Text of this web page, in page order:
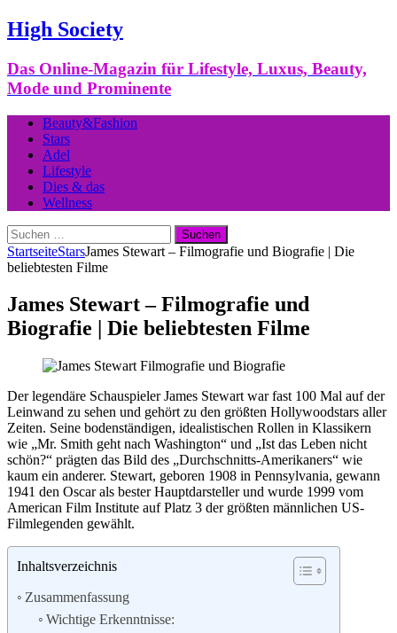
High Society
Das Online-Magazin für Lifestyle, Luxus, Beauty,
Mode und Prominente
Beauty&Fashion
Stars
Adel
Lifestyle
Dies & das
Wellness
Suchen
nach:
StartseiteStarsJames Stewart – Filmografie und Biografie | Die
beliebtesten Filme
James Stewart – Filmografie und
Biografie | Die beliebtesten Filme
Der legendäre Schauspieler James Stewart war fast 100 Mal auf der
Leinwand zu sehen und gehört zu den größten Hollywoodstars aller
Zeiten. Seine bodenständigen, idealistischen Rollen in Klassikern
wie „Mr. Smith geht nach Washington“ und „Ist das Leben nicht
schön?“ prägten das Bild des „Durchschnitts-Amerikaners“ wie
kaum ein anderer. Stewart, geboren 1908 in Pennsylvania, gewann
1941 den Oscar als bester Hauptdarsteller und wurde 1999 vom
American Film Institute auf Platz 3 der größten männlichen US-
Filmlegenden gewählt.
Inhaltsverzeichnis
Zusammenfassung
Wichtige Erkenntnisse: